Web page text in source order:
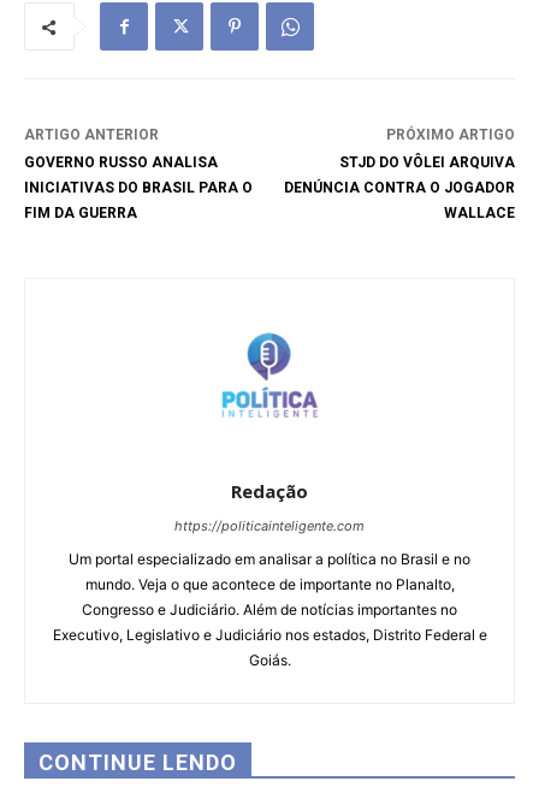
ARTIGO ANTERIOR
GOVERNO RUSSO ANALISA
INICIATIVAS DO BRASIL PARA O
FIM DA GUERRA
PRÓXIMO ARTIGO
STJD DO VÔLEI ARQUIVA
DENÚNCIA CONTRA O JOGADOR
WALLACE
Redação
https://politicainteligente.com
Um portal especializado em analisar a política no Brasil e no
mundo. Veja o que acontece de importante no Planalto,
Congresso e Judiciário. Além de notícias importantes no
Executivo, Legislativo e Judiciário nos estados, Distrito Federal e
Goiás.
CONTINUE LENDO